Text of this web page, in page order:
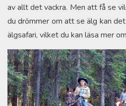
av allt det vackra. Men att få se
du drömmer om att se älg kan
älgsafari, vilket du kan läsa mer